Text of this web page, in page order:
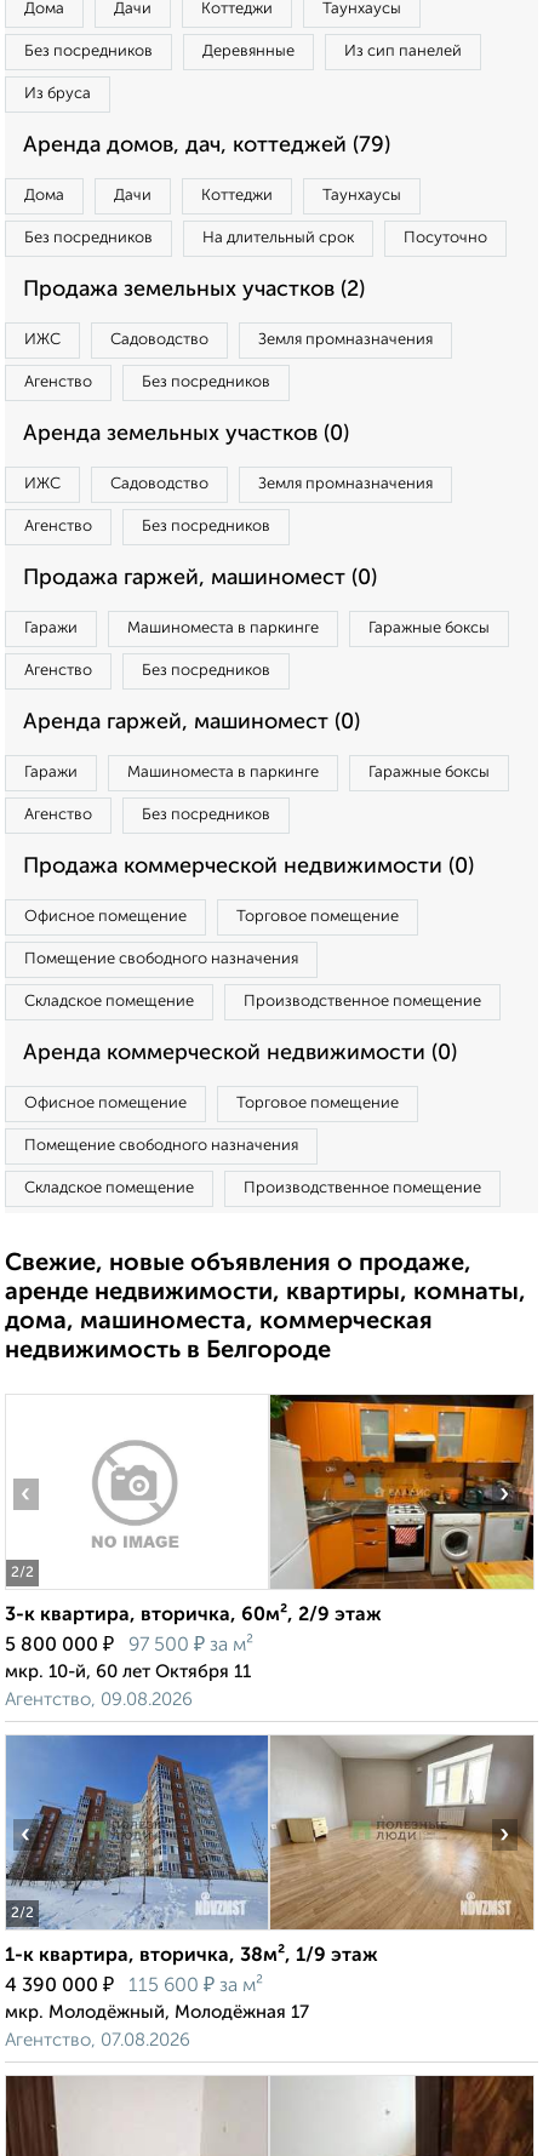
Дома Дачи Коттеджи Таунхаусы
Без посредников Деревянные Из сип панелей
Из бруса
Аренда домов, дач, коттеджей (79)
Дома Дачи Коттеджи Таунхаусы
Без посредников На длительный срок Посуточно
Продажа земельных участков (2)
ИЖС Садоводство Земля промназначения
Агенство Без посредников
Аренда земельных участков (0)
ИЖС Садоводство Земля промназначения
Агенство Без посредников
Продажа гаржей, машиномест (0)
Гаражи Машиноместа в паркинге Гаражные боксы
Агенство Без посредников
Аренда гаржей, машиномест (0)
Гаражи Машиноместа в паркинге Гаражные боксы
Агенство Без посредников
Продажа коммерческой недвижимости (0)
Офисное помещение Торговое помещение
Помещение свободного назначения
Складское помещение Производственное помещение
Аренда коммерческой недвижимости (0)
Офисное помещение Торговое помещение
Помещение свободного назначения
Складское помещение Производственное помещение
Свежие, новые объявления о продаже,
аренде недвижимости, квартиры, комнаты,
дома, машиноместа, коммерческая
недвижимость в Белгороде
2/2
‹ ›
3-к квартира, вторичка, 60м², 2/9 этаж
5 800 000 ₽ 97 500 ₽ за м²
мкр. 10-й, 60 лет Октября 11
Агентство, 09.08.2026
2/2
‹ ›
1-к квартира, вторичка, 38м², 1/9 этаж
4 390 000 ₽ 115 600 ₽ за м²
мкр. Молодёжный, Молодёжная 17
Агентство, 07.08.2026